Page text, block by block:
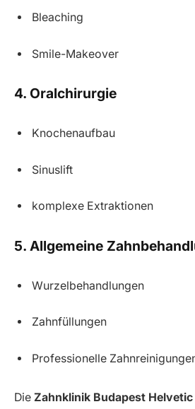
Bleaching
Smile-Makeover
4. Oralchirurgie
Knochenaufbau
Sinuslift
komplexe Extraktionen
5. Allgemeine
Wurzelbehandlungen
Zahnfüllungen
Professionelle
Die Zahnklinik Budapest